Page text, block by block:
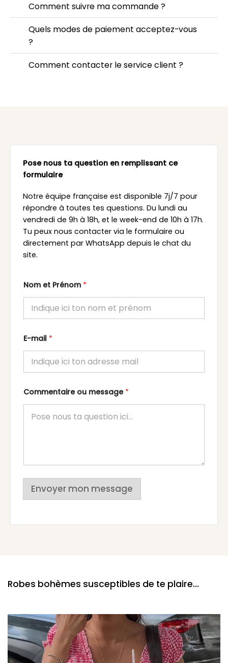
Comment suivre ma commande ?
Quels modes de paiement acceptez-vous
?
Comment contacter le service client ?
Pose nous ta question en remplissant ce
formulaire
Notre équipe française est disponible 7j/7 pour
répondre à toutes tes questions. Du lundi au
vendredi de 9h à 18h, et le week-end de 10h à 17h.
Tu peux nous contacter via le formulaire ou
directement par WhatsApp depuis le chat du
site.
Nom et Prénom *
E-mail *
Commentaire ou message *
Envoyer mon message
Robes bohèmes susceptibles de te plaire...